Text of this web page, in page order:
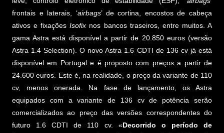
frontais e laterais, ‘airbags’ de cortina, encostos de cabeça
ativos e fixaçõesIsofix nos bancos traseiros, entre muitos. A
gama Astra está disponível a partir de 20.850 euros (versão
Astra 1.4 Selection). O novo Astra 1.6 CDTI de 136 cv já está
disponível em Portugal e é proposto com preços a partir de
24.600 euros. Este é, na realidade, o preço da variante de 110
cv, menos onerada. Na fase de lançamento, os Astra
equipados com a variante de 136 cv de potência serão
comercializados ao preço das versões correspondentes do
futuro 1.6 CDTI de 110 cv. «Decorrido o período de